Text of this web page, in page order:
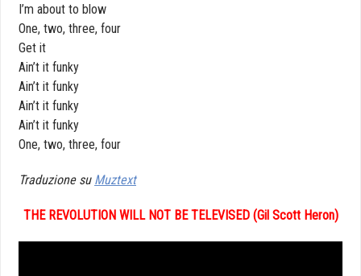
I’m about to blow
One, two, three, four
Get it
Ain’t it funky
Ain’t it funky
Ain’t it funky
Ain’t it funky
One, two, three, four
Traduzione su Muztext
THE REVOLUTION WILL NOT BE TELEVISED (Gil Scott Heron)